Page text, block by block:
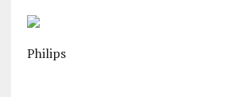
Philips